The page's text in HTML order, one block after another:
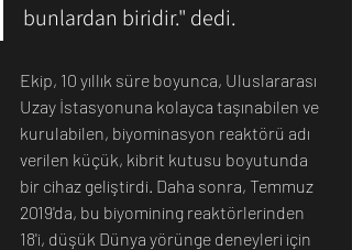
bunlardan biridir." dedi.
Ekip, 10 yıllık süre boyunca, Uluslararası
Uzay İstasyonuna kolayca taşınabilen ve
kurulabilen, biyominasyon reaktörü adı
verilen küçük, kibrit kutusu boyutunda
bir cihaz geliştirdi. Daha sonra, Temmuz
2019'da, bu biyomining reaktörlerinden
18'i, düşük Dünya yörünge deneyleri için